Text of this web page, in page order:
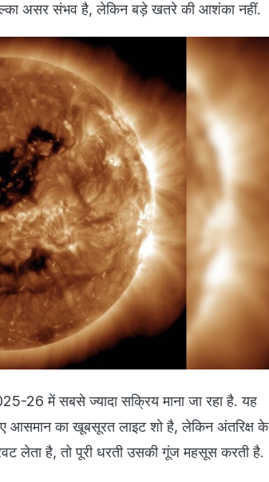
असर संभव है, लेकिन बड़े खतरे की आशंका नहीं.
26 में सबसे ज्यादा सक्रिय माना जा रहा है. यह
आसमान का खूबसूरत लाइट शो है, लेकिन अंतरिक्ष के
लेता है, तो पूरी धरती उसकी गूंज महसूस करती है.